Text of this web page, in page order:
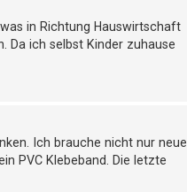
in Richtung Hauswirtschaft
Da ich selbst Kinder zuhause
Ich brauche nicht nur neue
PVC Klebeband. Die letzte